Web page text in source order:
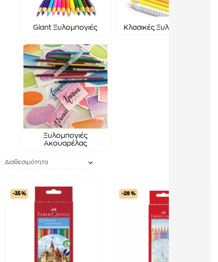
Giant Ξυλομπογιές Κλασικές Ξυλομπογιές
Ξυλομπογιές
Ακουαρέλας
-35 % -28 %